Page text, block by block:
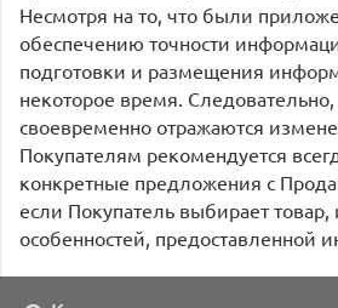
Несмотря на то, что были
обеспечению точности
подготовки и размещения
некоторое время. Следовательно,
своевременно отражаются
Покупателям рекомендуется
конкретные предложения с
если Покупатель выбирает товар,
особенностей, предоставленной